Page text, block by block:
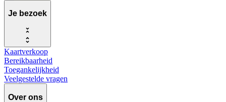
Je bezoek
Kaartverkoop
Bereikbaarheid
Toegankelijkheid
Veelgestelde vragen
Over ons